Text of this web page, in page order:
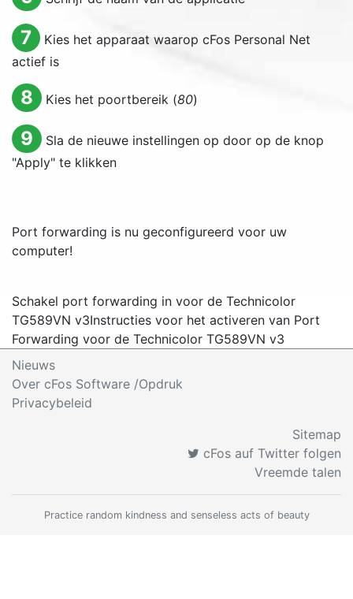
7
Kies het apparaat waarop cFos Personal Net
actief is
8 Kies het poortbereik (80)
9
Sla de nieuwe instellingen op door op de knop
"Apply" te klikken
Port forwarding is nu geconfigureerd voor uw
computer!
Schakel port forwarding in voor de Technicolor
TG589VN v3Instructies voor het activeren van Port
Forwarding voor de Technicolor TG589VN v3
Nieuws
Over cFos Software /Opdruk
Privacybeleid
Sitemap
cFos auf Twitter folgen
Vreemde talen
Practice random kindness and senseless acts of beauty